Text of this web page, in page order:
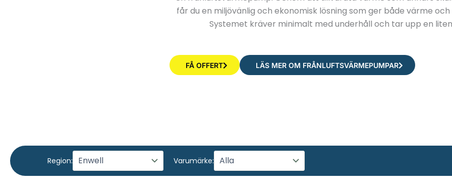
får du en miljövänlig och ekonomisk lösning som ger både värme
Systemet kräver minimalt med underhåll och tar upp en
FÅ OFFERT LÄS MER OM FRÅNLUFTSVÄRMEPUMPAR
Region: Varumärke: